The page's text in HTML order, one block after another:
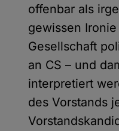
offenbar als
gewissen
Gesellschaft
an CS – und
interpretiert
des Vorstands